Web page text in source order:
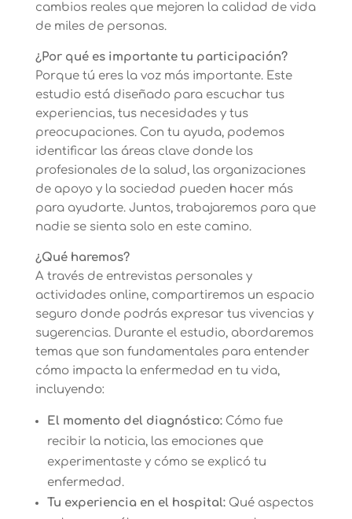
cambios reales que mejoren la calidad de vida
de miles de personas.
¿Por qué es importante tu participación?
Porque tú eres la voz más importante. Este
estudio está diseñado para escuchar tus
experiencias, tus necesidades y tus
preocupaciones. Con tu ayuda, podemos
identificar las áreas clave donde los
profesionales de la salud, las organizaciones
de apoyo y la sociedad pueden hacer más
para ayudarte. Juntos, trabajaremos para que
nadie se sienta solo en este camino.
¿Qué haremos?
A través de entrevistas personales y
actividades online, compartiremos un espacio
seguro donde podrás expresar tus vivencias y
sugerencias. Durante el estudio, abordaremos
temas que son fundamentales para entender
cómo impacta la enfermedad en tu vida,
incluyendo:
El momento del diagnóstico:Cómo fue
recibir la noticia, las emociones que
experimentaste y cómo se explicó tu
enfermedad.
Tu experiencia en el hospital:Qué aspectos